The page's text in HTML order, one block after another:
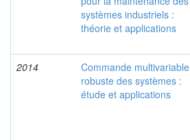
systèmes industriels :
théorie et applications
2014
Commande multivariable
robuste des systèmes :
étude et applications